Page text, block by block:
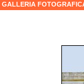
GALLERIA